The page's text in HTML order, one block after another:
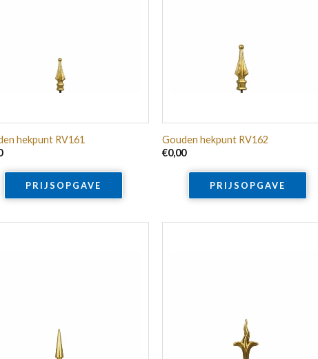
hekpunt RV161
PRIJSOPGAVE
Gouden hekpunt RV162
€0,00
PRIJSOPGAVE